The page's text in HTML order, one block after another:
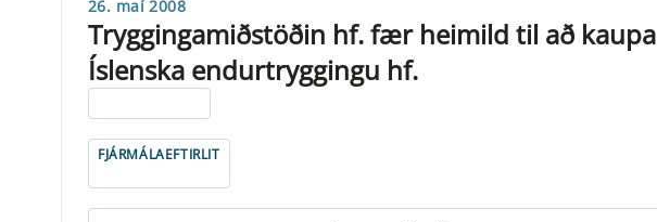
26. maí 2008
Tryggingamiðstöðin hf. fær heimild til að kaupa
Íslenska endurtryggingu hf.
FJÁRMÁLAEFTIRLIT